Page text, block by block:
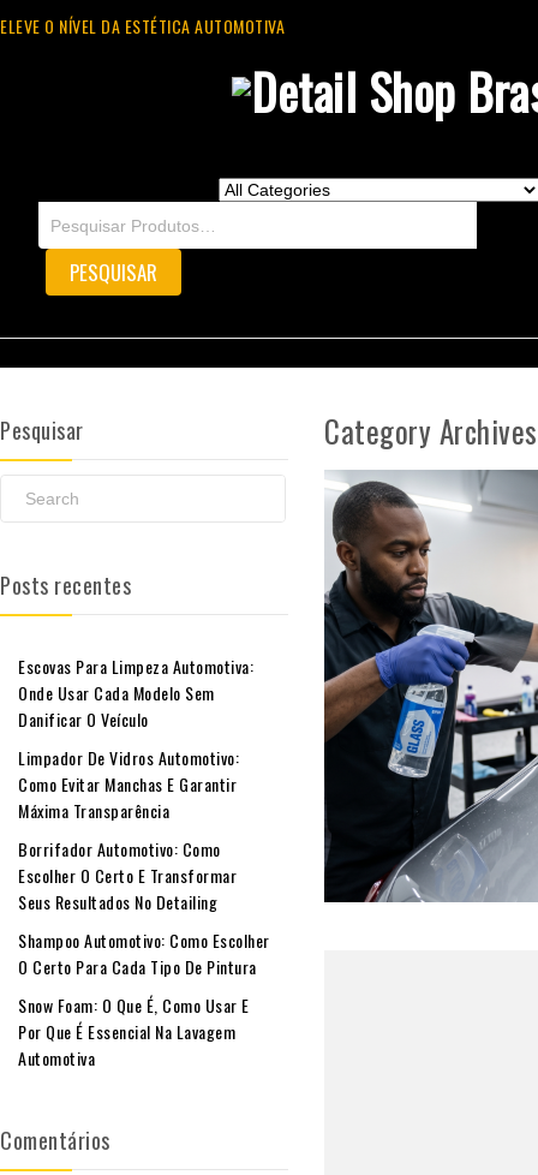
ELEVE O NÍVEL DA ESTÉTICA AUTOMOTIVA
Category
Pesquisar
Posts recentes
Escovas Para Limpeza Automotiva:
Onde Usar Cada Modelo Sem
Danificar O Veículo
Limpador De Vidros Automotivo:
Como Evitar Manchas E Garantir
Máxima Transparência
Borrifador Automotivo: Como
Escolher O Certo E Transformar
Seus Resultados No Detailing
Shampoo Automotivo: Como Escolher
O Certo Para Cada Tipo De Pintura
Snow Foam: O Que É, Como Usar E
Por Que É Essencial Na Lavagem
Automotiva
Comentários